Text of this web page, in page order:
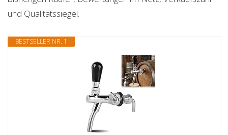
und Qualitätssiegel.
BESTSELLER NR. 1